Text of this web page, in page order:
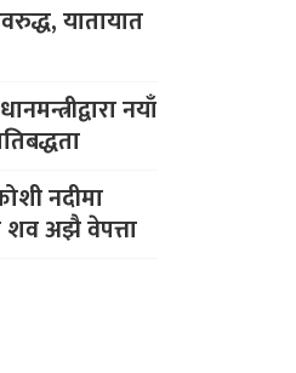
यातायात
नयाँ
नदीमा
शव अझै वेपत्ता